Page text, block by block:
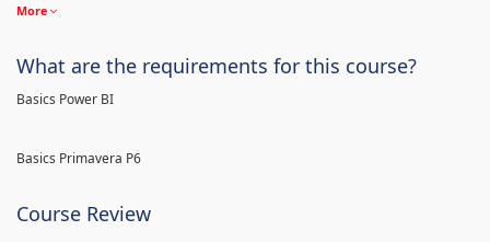
More
What are the requirements for this course?
Basics Power BI
Basics Primavera P6
Course Review